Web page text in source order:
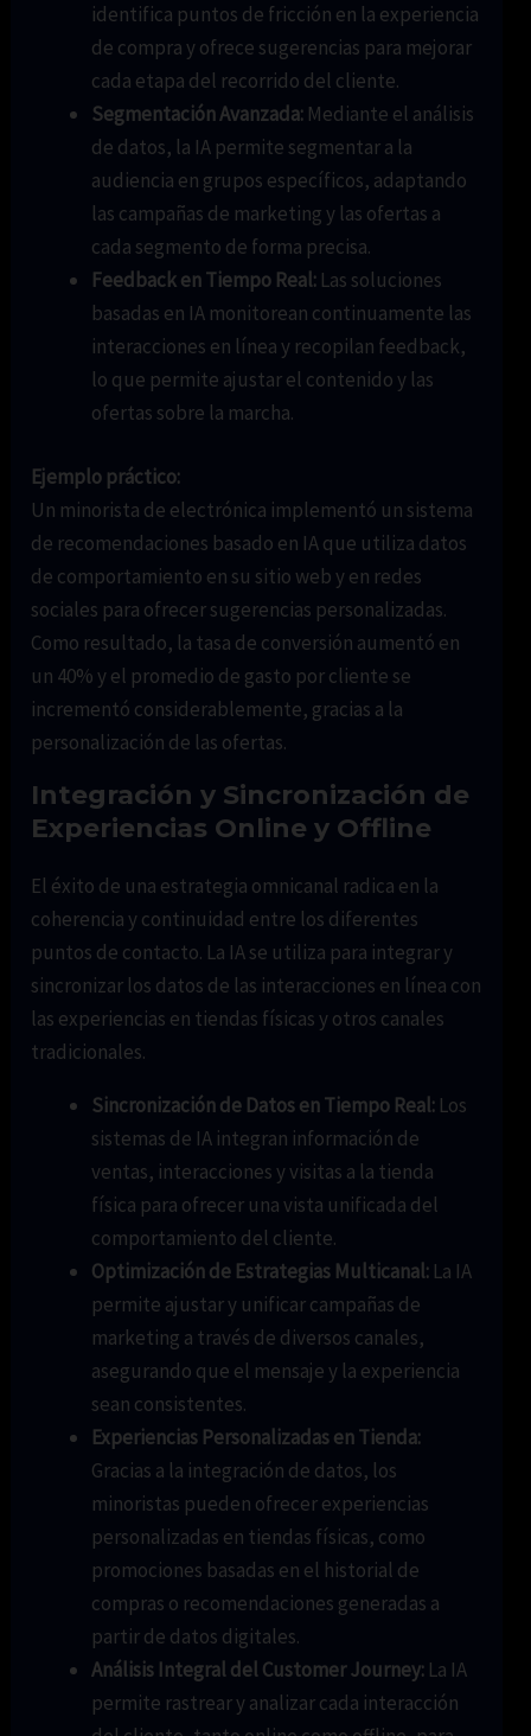
identifica puntos de fricción en la experiencia
de compra y ofrece sugerencias para mejorar
cada etapa del recorrido del cliente.
Segmentación Avanzada: Mediante el análisis
de datos, la IA permite segmentar a la
audiencia en grupos específicos, adaptando
las campañas de marketing y las ofertas a
cada segmento de forma precisa.
Feedback en Tiempo Real: Las soluciones
basadas en IA monitorean continuamente las
interacciones en línea y recopilan feedback,
lo que permite ajustar el contenido y las
ofertas sobre la marcha.
Ejemplo práctico:
Un minorista de electrónica implementó un sistema
de recomendaciones basado en IA que utiliza datos
de comportamiento en su sitio web y en redes
sociales para ofrecer sugerencias personalizadas.
Como resultado, la tasa de conversión aumentó en
un 40% y el promedio de gasto por cliente se
incrementó considerablemente, gracias a la
personalización de las ofertas.
Integración y Sincronización de
Experiencias Online y Offline
El éxito de una estrategia omnicanal radica en la
coherencia y continuidad entre los diferentes
puntos de contacto. La IA se utiliza para integrar y
sincronizar los datos de las interacciones en línea con
las experiencias en tiendas físicas y otros canales
tradicionales.
Sincronización de Datos en Tiempo Real: Los
sistemas de IA integran información de
ventas, interacciones y visitas a la tienda
física para ofrecer una vista unificada del
comportamiento del cliente.
Optimización de Estrategias Multicanal: La IA
permite ajustar y unificar campañas de
marketing a través de diversos canales,
asegurando que el mensaje y la experiencia
sean consistentes.
Experiencias Personalizadas en Tienda:
Gracias a la integración de datos, los
minoristas pueden ofrecer experiencias
personalizadas en tiendas físicas, como
promociones basadas en el historial de
compras o recomendaciones generadas a
partir de datos digitales.
Análisis Integral del Customer Journey: La IA
permite rastrear y analizar cada interacción